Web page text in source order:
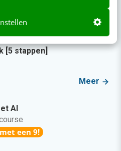
je content met een
[5 stappen]
Meer
AI
een 9!